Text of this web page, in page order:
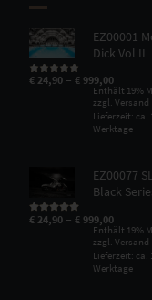
EZ00001
Dick Vol II
Bewertet mit
von 5
€ 24,90 –€ 999,00
Enthält 19%
zzgl.Versand
Lieferzeit: ca.
Werktage
EZ00077
Black
Bewertet mit
von 5
€ 24,90 –€ 999,00
Enthält 19%
zzgl.Versand
Lieferzeit: ca.
Werktage